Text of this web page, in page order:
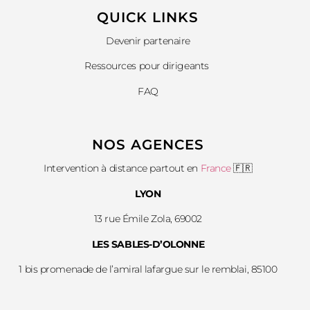
QUICK LINKS​
Devenir partenaire
Ressources pour dirigeants
FAQ
NOS AGENCES
Intervention à distance partout en France🇫🇷
LYON
13 rue Émile Zola, 69002
LES SABLES-D’OLONNE
1 bis promenade de l’amiral lafargue sur le remblai, 85100